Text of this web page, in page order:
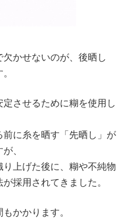
かせないのが、後晒し
させるために糊を使用し
に糸を晒す「先晒し」が
、
上げた後に、糊や不純物
採用されてきました。
かかります。